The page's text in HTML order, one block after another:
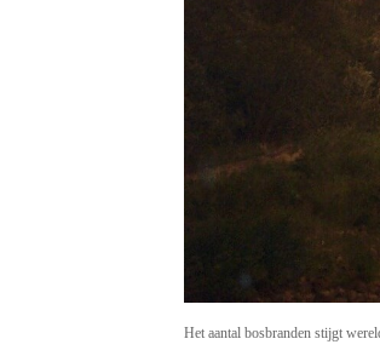
Het aantal bosbranden stijgt